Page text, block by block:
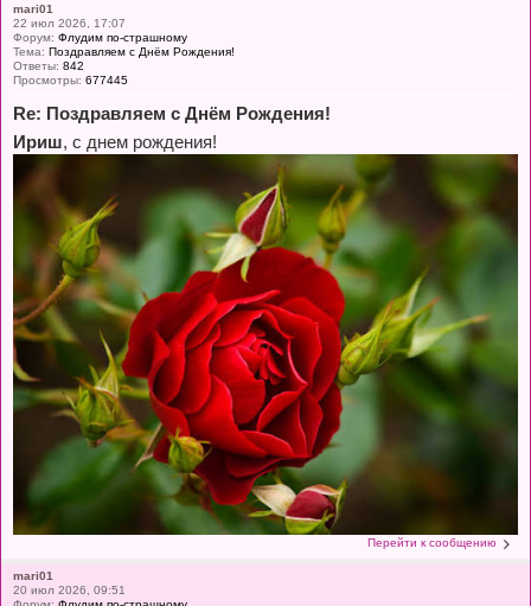
mari01
22 июл 2026, 17:07
Форум: Флудим по-страшному
Тема: Поздравляем с Днём Рождения!
Ответы: 842
Просмотры: 677445
Re: Поздравляем с Днём Рождения!
Ириш, с днем рождения!
Перейти к сообщению
mari01
20 июл 2026, 09:51